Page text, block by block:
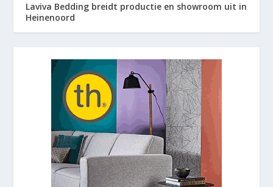
Laviva Bedding breidt productie en showroom uit in
Heinenoord